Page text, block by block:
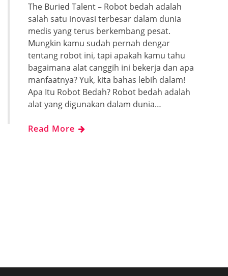
The Buried Talent – Robot bedah adalah
salah satu inovasi terbesar dalam dunia
medis yang terus berkembang pesat.
Mungkin kamu sudah pernah dengar
tentang robot ini, tapi apakah kamu tahu
bagaimana alat canggih ini bekerja dan apa
manfaatnya? Yuk, kita bahas lebih dalam!
Apa Itu Robot Bedah? Robot bedah adalah
alat yang digunakan dalam dunia…
Read More